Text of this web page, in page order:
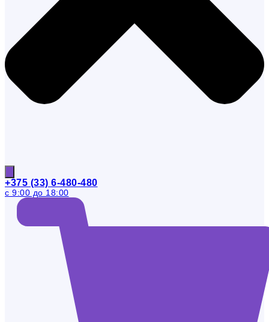
+375 (33) 6-480-480
с 9:00 до 18:00